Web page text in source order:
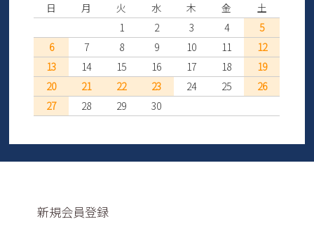
日 月 火 水 木 金
土
1
2 3 4
5
6
7 8 9 10 11
12
13
14 15 16 17 18
19
20
21 22 23 24 25
26
27
28 29 30
新規会員登録